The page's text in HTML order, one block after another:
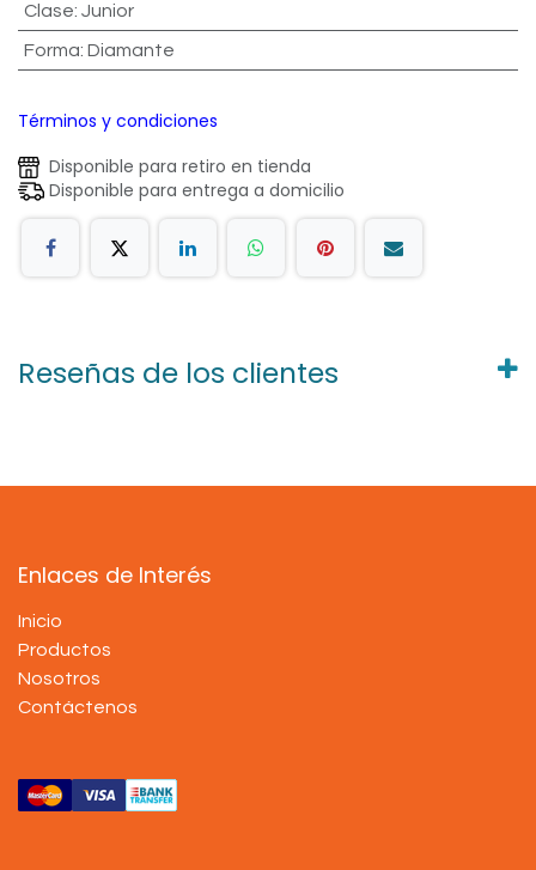
Clase: Junior
Forma: Diamante
Términos y condiciones
Disponible para retiro en tienda
Disponible para entrega a domicilio
Reseñas de los clientes
Enlaces de Interés
Inicio
Productos
Nosotros
Contáctenos